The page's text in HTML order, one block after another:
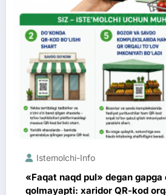
Istemolchi-Info
«Faqat naqd pul» degan gapga
qolmayapti: xaridor QR-kod